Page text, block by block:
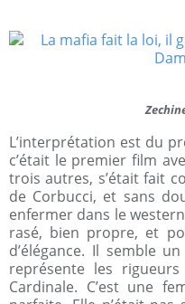
L’interprétation est du
c’était le premier film
trois autres, s’était fait
de Corbucci, et sans
enfermer dans le
rasé, bien propre, et
d’élégance. Il semble
représente les
Cardinale. C’est une